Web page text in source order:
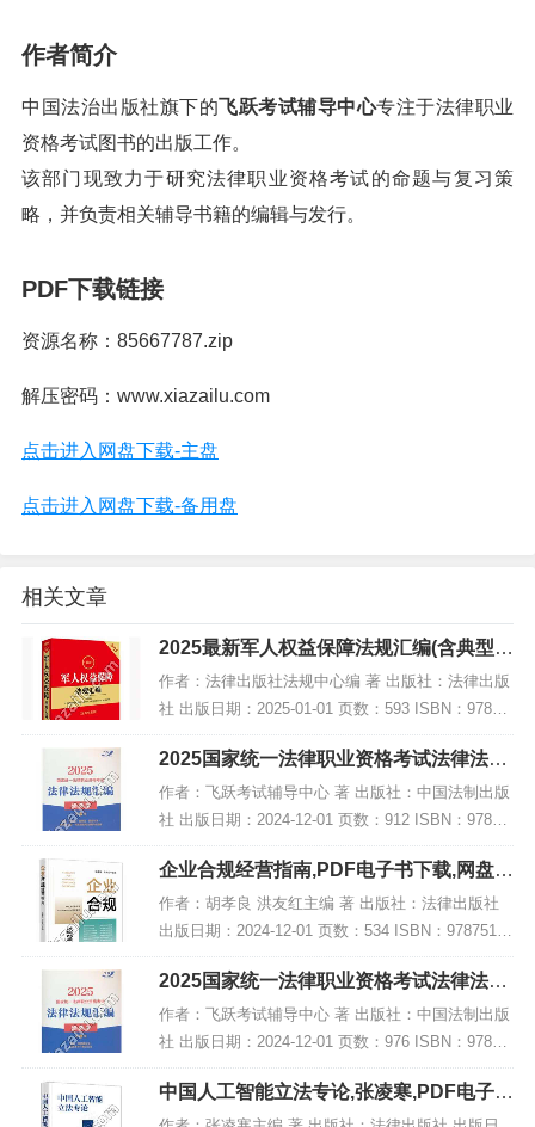
作者简介
中国法治出版社旗下的飞跃考试辅导中心专注于法律职业
资格考试图书的出版工作。
该部门现致力于研究法律职业资格考试的命题与复习策
略，并负责相关辅导书籍的编辑与发行。
PDF下载链接
资源名称：85667787.zip
解压密码：www.xiazailu.com
点击进入网盘下载-主盘
点击进入网盘下载-备用盘
相关文章
2025最新军人权益保障法规汇编(含典型案
例),PDF下载
作者：法律出版社法规中心编 著 出版社：法律出版
社 出版日期：2025-01-01 页数：593 ISBN：97875
19798079 电子书大小：191MB [高清扫描版PDF格
式] 内容...
2025国家统一法律职业资格考试法律法规
汇编(便携本)第一卷【2025飞跃版?便…,P
DF
作者：飞跃考试辅导中心 著 出版社：中国法制出版
社 出版日期：2024-12-01 页数：912 ISBN：97875
21647723 电子书大小：256MB [高清扫描版PDF格
式] 内容...
企业合规经营指南,PDF电子书下载,网盘资
源
作者：胡孝良 洪友红主编 著 出版社：法律出版社
出版日期：2024-12-01 页数：534 ISBN：97875197
95900 电子书大小：224MB [高清扫描版PDF格式]
内容简...
2025国家统一法律职业资格考试法律法规
汇编(便携本)第二卷【2025飞跃版?便…,P
DF
作者：飞跃考试辅导中心 著 出版社：中国法制出版
社 出版日期：2024-12-01 页数：976 ISBN：97875
21647648 电子书大小：212MB [高清扫描版PDF格
式] 内容...
中国人工智能立法专论,张凌寒,PDF电子书
下载,网盘资源